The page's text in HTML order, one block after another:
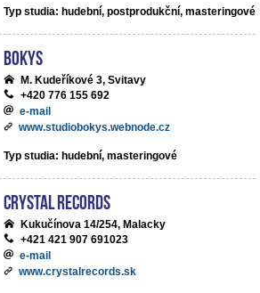
Typ studia: hudební, postprodukční, masteringové
BoKys
M. Kudeříkové 3, Svitavy
+420 776 155 692
e-mail
www.studiobokys.webnode.cz
Typ studia: hudební, masteringové
Crystal Records
Kukučínova 14/254, Malacky
+421 421 907 691023
e-mail
www.crystalrecords.sk